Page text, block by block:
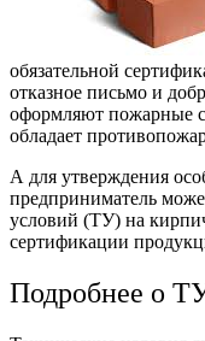
обязательной
отказное письмо и
оформляют пожарные
обладает
А для утверждения
предприниматель
условий (ТУ) на
сертификации
Подробнее о